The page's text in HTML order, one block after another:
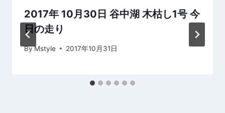
ョ
ン
2017年 10月30日 谷中湖 木枯し1号 今
日の走り
ByMstyle 2017年10月31日